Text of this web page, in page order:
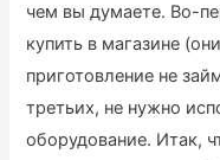
чем вы думаете. Во-
купить в магазине
приготовление не
третьих, не нужно
оборудование. Итак,